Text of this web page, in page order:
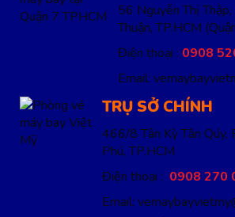
56 Nguyễn Thị
Thuận, TP.HCM
Điện thoại : 0908
Email:
TRỤ SỞ CHÍNH
466/8 Tân Kỳ Tân Qúy,
Phú, TP.HCM
Điện thoại : 0908 270
Email: